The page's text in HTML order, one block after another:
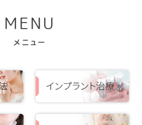
MENU
メニュー